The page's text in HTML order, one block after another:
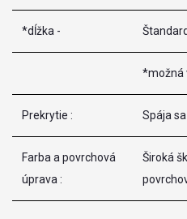
*dĺžka -
*možná
Prekrytie : Spája
Farba a povrchová
úprava :
Široká